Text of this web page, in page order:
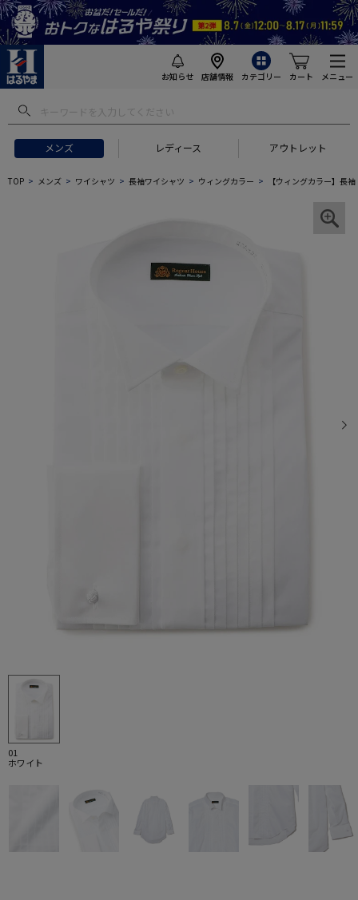
お知らせ 店舗情報 カテゴリー カート メニュー
メンズ レディース アウトレット
TOP メンズ ワイシャツ 長袖ワイシャツ ウィングカラー 【ウィングカラー】長
01
ホワイト